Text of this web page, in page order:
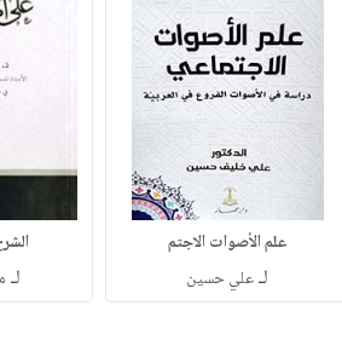
علم الأصوات الاجتم
لـعلي حسين لـ